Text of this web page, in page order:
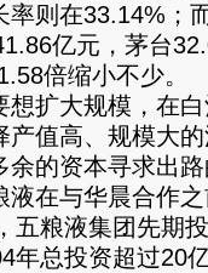
率则在33.14%；
亿元，茅台
倍缩小不少。
扩大规模，在白
产值高、规模大
余的资本寻求出
在与华晨合作之
五粮液集团先期
年总投资超过20